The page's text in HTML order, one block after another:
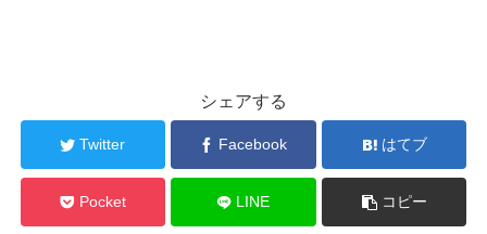
シェアする
Twitter Facebook はてブ
Pocket LINE コピー